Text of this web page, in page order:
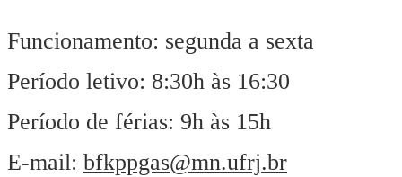
Funcionamento: segunda a sexta
Período letivo: 8:30h às 16:30
Período de férias: 9h às 15h
E-mail: bfkppgas@mn.ufrj.br